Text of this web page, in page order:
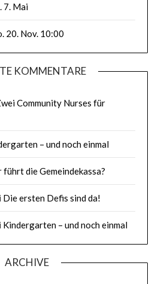
7. Mai
20. Nov. 10:00
KOMMENTARE
Community Nurses für
– und noch einmal
führt die Gemeindekassa?
Die ersten Defis sind da!
Kindergarten – und noch einmal
ARCHIVE